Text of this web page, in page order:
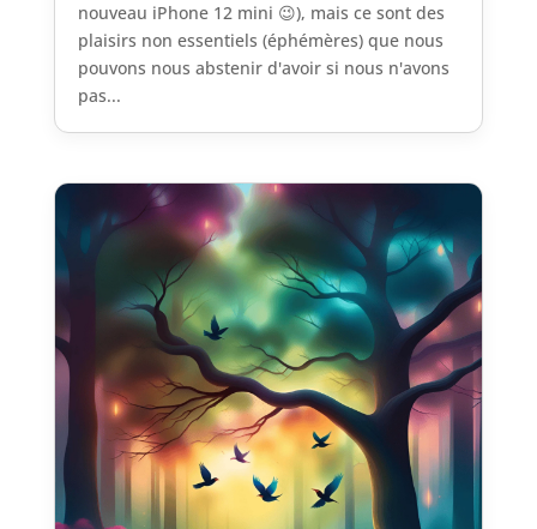
nouveau iPhone 12 mini 😉), mais ce sont des
plaisirs non essentiels (éphémères) que nous
pouvons nous abstenir d'avoir si nous n'avons
pas...